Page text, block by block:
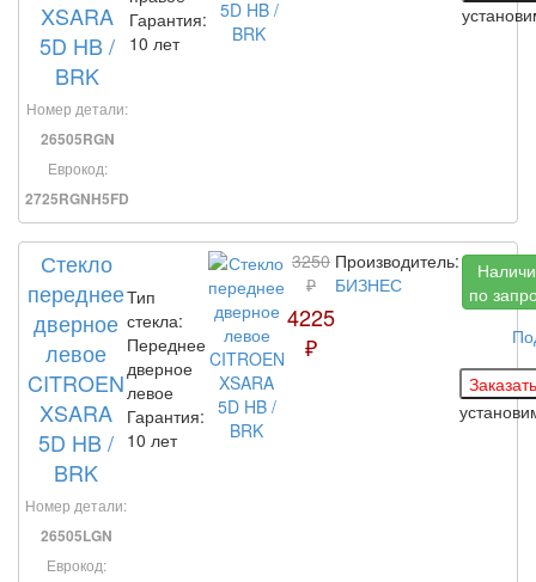
XSARA
5D HB /
BRK
Номер детали:
26505RGN
Еврокод:
2725RGNH5FD
Гарантия:
10 лет
Стекло
переднее
дверное
левое
CITROEN
XSARA
5D HB /
BRK
Номер детали:
26505LGN
Еврокод:
Тип
стекла:
Переднее
дверное
левое
Гарантия:
10 лет
3250
₽
4225
₽
Производитель:
БИЗНЕС
по